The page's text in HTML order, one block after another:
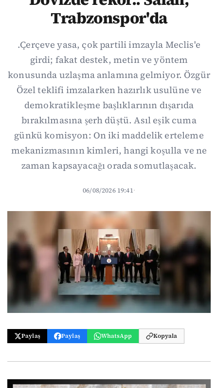
Trabzonspor'da
.Çerçeve yasa, çok partili imzayla Meclis'e
girdi; fakat destek, metin ve yöntem
konusunda uzlaşma anlamına gelmiyor. Özgür
Özel teklifi imzalarken hazırlık usulüne ve
demokratikleşme başlıklarının dışarıda
bırakılmasına şerh düştü. Asıl eşik cuma
günkü komisyon: On iki maddelik erteleme
mekanizmasının kimleri, hangi koşulla ve ne
zaman kapsayacağı orada somutlaşacak.
06/08/2026 19:41·
Paylaş Paylaş WhatsApp Kopyala